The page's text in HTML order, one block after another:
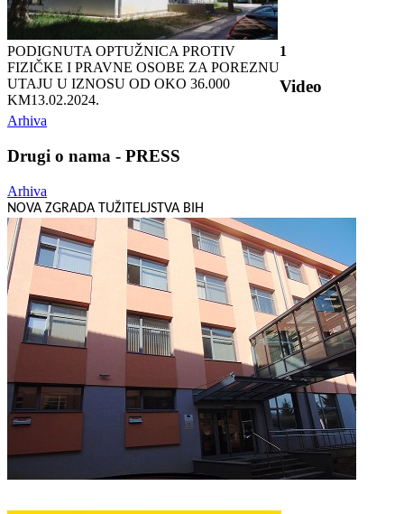
PODIGNUTA OPTUŽNICA PROTIV
FIZIČKE I PRAVNE OSOBE ZA POREZNU
UTAJU U IZNOSU OD OKO 36.000
KM13.02.2024.
1
Video
Arhiva
Drugi o nama - PRESS
Arhiva
NOVA ZGRADA TUŽITELJSTVA BIH